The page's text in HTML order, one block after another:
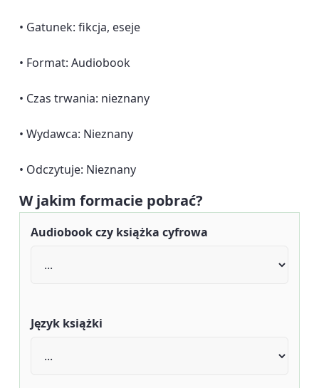
• Gatunek: fikcja, eseje
• Format: Audiobook
• Czas trwania: nieznany
• Wydawca: Nieznany
• Odczytuje: Nieznany
W jakim formacie pobrać?
Audiobook czy książka cyfrowa
Język książki